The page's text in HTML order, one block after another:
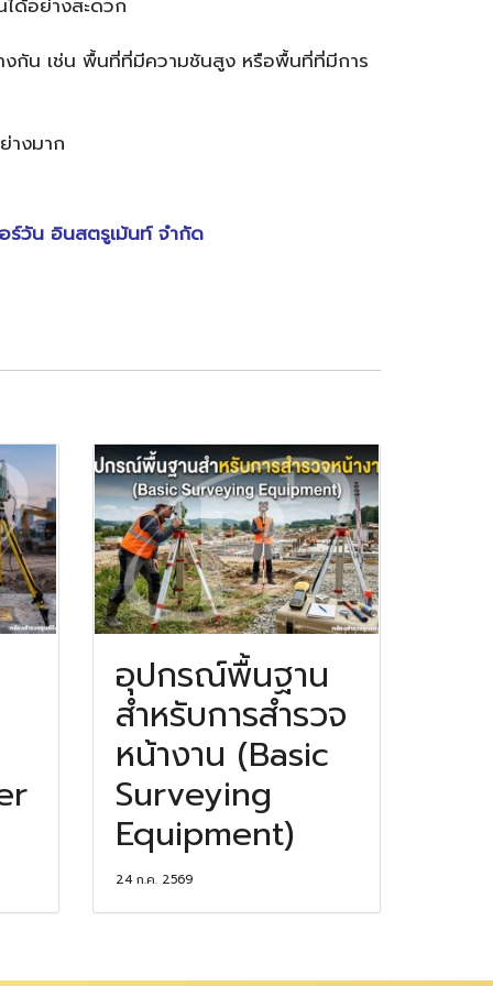
งกัน เช่น พื้นที่ที่มีความชันสูง หรือพื้นที่ที่มีการ
างมาก
ร์วัน อินสตรูเม้นท์ จำกัด
อุปกรณ์พื้นฐาน
สำหรับการสำรวจ
หน้างาน (Basic
Surveying
Equipment)
24 ก.ค. 2569